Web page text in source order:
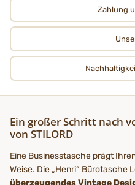
Zahlung
Ein großer Schritt nach
von STILORD
Eine Businesstasche prägt
Weise. Die „Henri“ Bürotasche
überzeugendes Vintage